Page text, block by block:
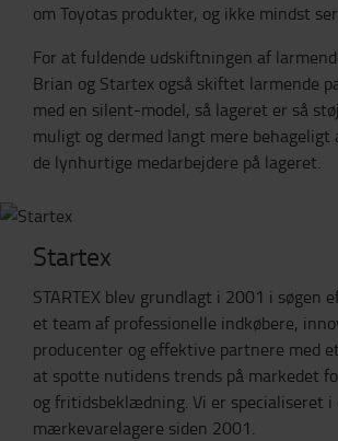
om Toyotas produkter, og ikke mindst
For at fuldende udskiftningen af
Brian og Startex også skiftet larmende
med en silent-model, så lageret er så
muligt og dermed langt mere behageligt
de lynhurtige medarbejdere på lageret.
Startex
STARTEX blev grundlagt i 2001 i søgen
et team af professionelle indkøbere,
producenter og effektive partnere med
at spotte nutidens trends på markedet
og fritidsbeklædning. Vi er specialiseret i
mærkevarelagere siden 2001.